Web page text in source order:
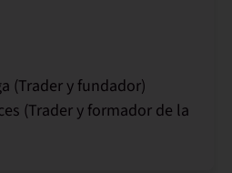
(Trader y fundador)
(Trader y formador de la